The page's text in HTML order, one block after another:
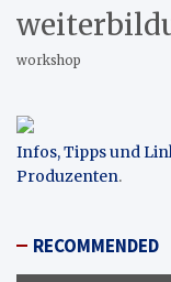
workshop
Infos, Tipps und
Produzenten.
RECOMMENDED